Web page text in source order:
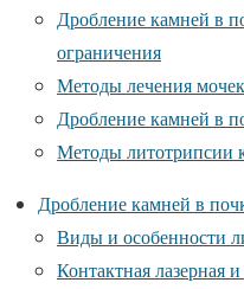
Дробление камней в
ограничения
Методы лечения
Дробление камней в
Методы литотрипсии
Дробление камней в
Виды и особенности
Контактная лазерная